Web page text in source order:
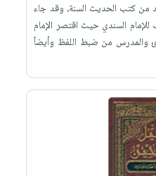
من كتب الحديث السنة، وقد جاء
السندي حيث اقتصر الإمام
والمدرس من ضبط اللفظ وأيضاً